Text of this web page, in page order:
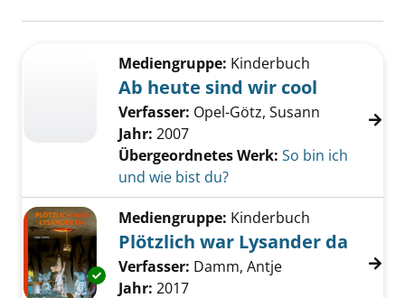
Zu den Suchfiltern springen
Mediengruppe: Kinderbuch
Ab heute sind wir cool
Verfasser: Opel-Götz, Susann
Jahr: 2007
Übergeordnetes Werk: So bin ich
und wie bist du?
Exemplar-Details von Plötzlich war Lysander
Mediengruppe: Kinderbuch
Plötzlich war Lysander da
Verfasser: Damm, Antje Suche nach
Jahr: 2017